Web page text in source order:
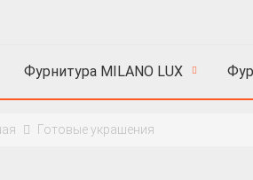
Фурнитура MILANO LUX
Готовые украшения